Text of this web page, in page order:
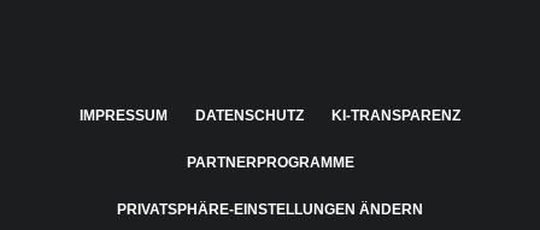
IMPRESSUM DATENSCHUTZ KI-TRANSPARENZ
PARTNERPROGRAMME
PRIVATSPHÄRE-EINSTELLUNGEN ÄNDERN